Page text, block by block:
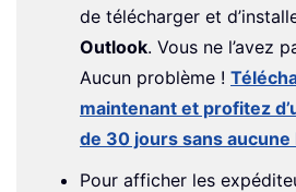
de télécharger et
Outlook. Vous ne l’avez
Aucun problème !
maintenant et profitez
de 30 jours sans aucune
Pour afficher les